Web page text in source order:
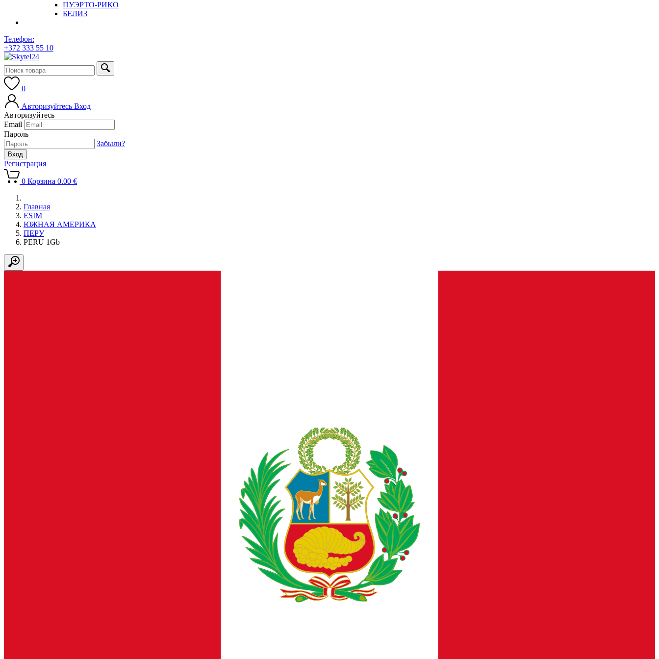
ПУЭРТО-РИКО
БЕЛИЗ
Телефон:
+372 333 55 10
0
Авторизуйтесь Вход
Авторизуйтесь
Email
Пароль
Забыли?
Регистрация
0 Корзина 0.00 €
Главная
ESIM
ЮЖНАЯ АМЕРИКА
ПЕРУ
PERU 1Gb